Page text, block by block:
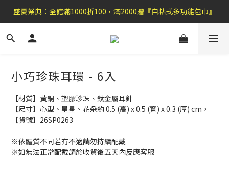
盛夏祭典：全館滿1000折100，滿2000贈『自粘式多功能包巾』
盛夏祭典：全館滿1000折100，滿2000贈『自粘式多功能包巾』
滿699郵局免運費，滿990便利商店免運
盛夏祭典：全館滿1000折100，滿2000贈『自粘式多功能包巾』
小巧珍珠耳環 - 6入
【材質】黃銅、塑膠珍珠、鈦金屬耳針
【尺寸】心型、星星、花朵約 0.5 (高) x 0.5 (寬) x 0.3 (厚) cm，
【貨號】26SP0263
※依體質不同若有不適請勿持續配戴
※如無法正常配戴請於收貨後五天內反應客服